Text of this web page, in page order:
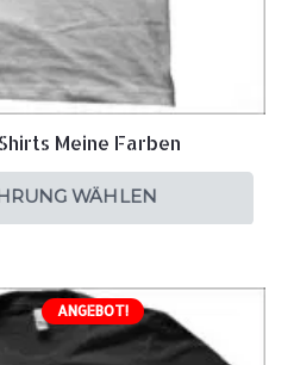
Meine Farben
WÄHLEN
ANGEBOT!